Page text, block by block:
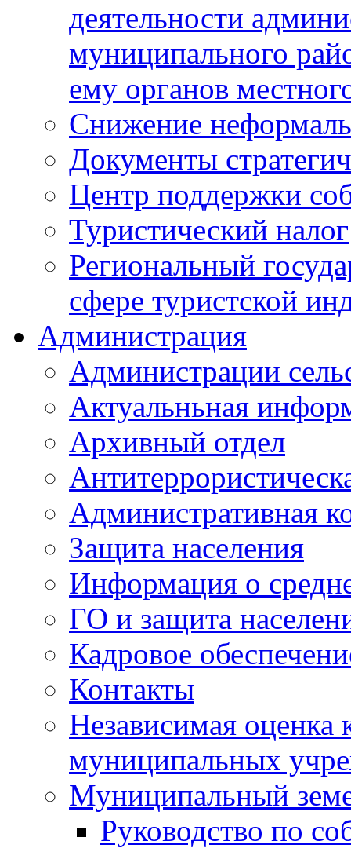
деятельности
муниципального
ему органов
Снижение
Документы
Центр поддержки
Туристический налог
Региональный
сфере туристской
Администрация
Администрации
Актуальньная
Архивный отдел
Административная
Защита населения
Информация о
ГО и защита
Кадровое
Контакты
Независимая оценка
муниципальных
Муниципальный
Руководство по